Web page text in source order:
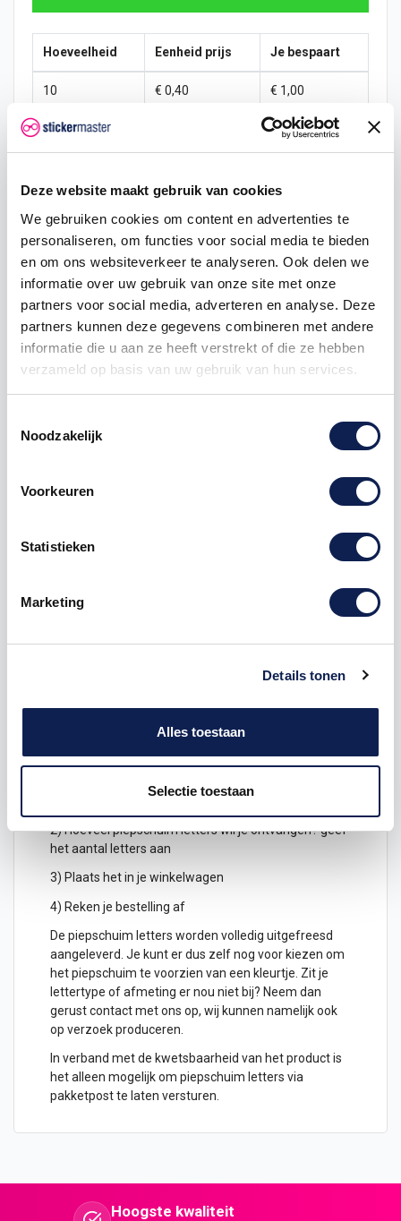
Deze website maakt gebruik van cookies
We gebruiken cookies om content en advertenties te
personaliseren, om functies voor social media te bieden
en om ons websiteverkeer te analyseren. Ook delen we
informatie over uw gebruik van onze site met onze
partners voor social media, adverteren en analyse. Deze
partners kunnen deze gegevens combineren met andere
informatie die u aan ze heeft verstrekt of die ze hebben
verzameld op basis van uw gebruik van hun services.
Noodzakelijk
Voorkeuren
Statistieken
Marketing
Details tonen
Alles toestaan
Selectie toestaan
Hoeveelheid Eenheid prijs Je bespaart
10 € 0,40 € 1,00
15 € 2,25
100 € 0,28 € 22,50
200 € 0,25 € 50,00
€ 0,20 € 150,00
750 € 0,15 € 262,50
Piepschuim Letter V Big John
De Piepschuim Letter V Big John is te bestellen vanaf
dikte van de letter is altijd 20 mm. Piepschuim is niet
2) Hoeveel piepschuim letters wil je ontvangen? geef
het aantal letters aan
3) Plaats het in je winkelwagen
4) Reken je bestelling af
De piepschuim letters worden volledig uitgefreesd
aangeleverd. Je kunt er dus zelf nog voor kiezen om
het piepschuim te voorzien van een kleurtje. Zit je
lettertype of afmeting er nou niet bij? Neem dan
gerust contact met ons op, wij kunnen namelijk ook
op verzoek produceren.
In verband met de kwetsbaarheid van het product is
het alleen mogelijk om piepschuim letters via
pakketpost te laten versturen.
Hoogste kwaliteit